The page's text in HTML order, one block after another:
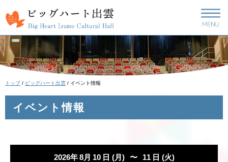
このページの本文へ
現
置：
トップ/ ビッグハート出雲 / イベント情報
イベント情報
2026年 8月 10 日 (月) 〜 11 日 (火)